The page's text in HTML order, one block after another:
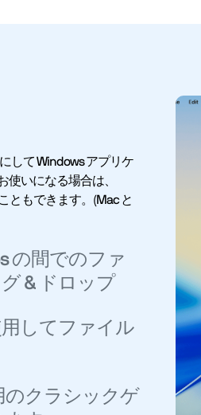
して Windows アプリケ
使いになる場合は、
ともできます。(Mac と
の間でのファ
& ドロップ
用してファイル
のクラシックゲ